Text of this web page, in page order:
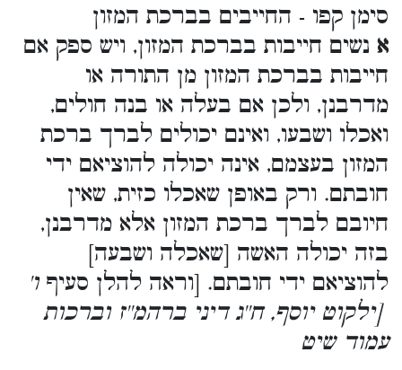
סימן קפו - החייבים בברכת המזון
א נשים חייבות בברכת המזון, ויש ספק אם
חייבות בברכת המזון מן התורה או
מדרבנן, ולכן אם בעלה או בנה חולים,
ואכלו ושבעו, ואינם יכולים לברך ברכת
המזון בעצמם, אינה יכולה להוציאם ידי
חובתם. ורק באופן שאכלו כזית, שאין
חיובם לברך ברכת המזון אלא מדרבנן,
בזה יכולה האשה [שאכלה ושבעה]
להוציאם ידי חובתם. [וראה להלן סעיףו'
[ילקוט יוסף, ח''ג דיני ברהמ''ז וברכות
עמוד שיט